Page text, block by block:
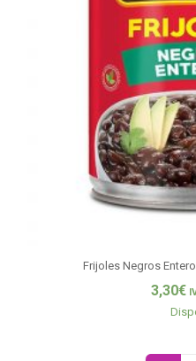
Frijoles Negros
3,30€